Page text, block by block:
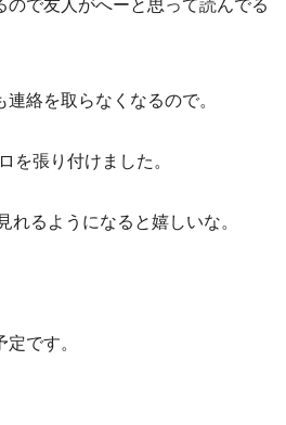
絡を取らなくなるので。
を張り付けました。
れるようになると嬉しいな。
です。